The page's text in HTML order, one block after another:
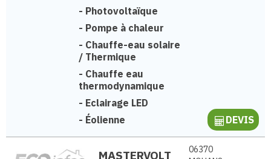
- Photovoltaïque
- Pompe à chaleur
- Chauffe-eau solaire
/ Thermique
- Chauffe eau
thermodynamique
- Eclairage LED
- Éolienne DEVIS
MASTERVOLT
06370